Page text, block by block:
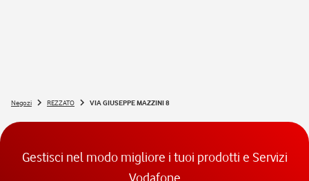
Negozi REZZATO VIA GIUSEPPE MAZZINI 8
Gestisci nel modo migliore i tuoi prodotti e Servizi
Vodafone